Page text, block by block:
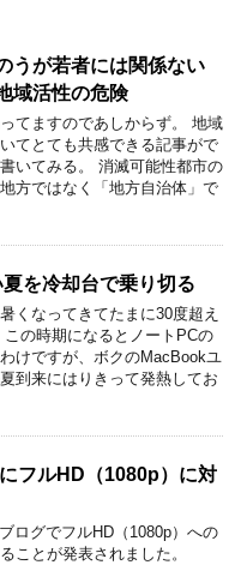
うが若者には関係ない
域活性の危険
てますのであしからず。 地域
てとても共感できる記事がで
いてみる。 消滅可能性都市の
方ではなく「地方自治体」で
を冷却台で乗り切る
くなってきてたまに30度超え
の時期になるとノートPCの
けですが、ボクのMacBookユ
到来にはりきって発熱してお
フルHD（1080p）に対
ログでフルHD（1080p）への
ことが発表されました。